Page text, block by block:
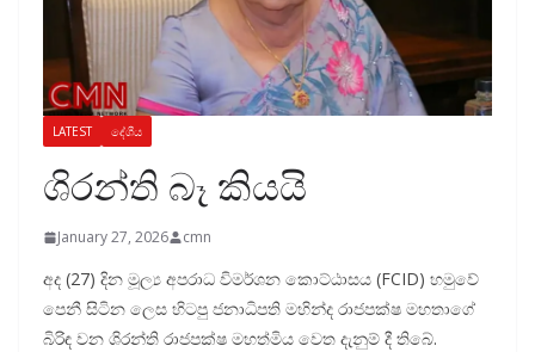
LATEST දේශීය
ශිරන්ති බෑ කියයි
January 27, 2026 cmn
අද (27) දින මූල්‍ය අපරාධ විමර්ශන කොට්ඨාසය (FCID) හමුවේ
පෙනී සිටින ලෙස හිටපු ජනාධිපති මහින්ද රාජපක්ෂ මහතාගේ
බිරිඳ වන ශිරන්ති රාජපක්ෂ මහත්මිය වෙත දැනුම් දී තිබේ.